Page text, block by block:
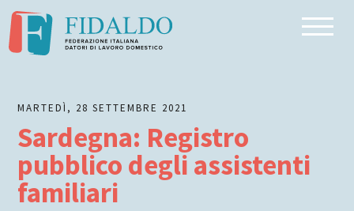
MARTEDÌ, 28 SETTEMBRE 2021
Sardegna: Registro
pubblico degli assistenti
familiari
Inizio dell'articolo
Breve descrizione dell’intervento
Beneficiari
Numero dei beneficiari
Entità dell'intervento